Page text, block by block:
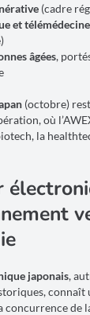
(cadre
et télémédecine
âgées,
(octobre)
où
la
japonais,
connaît
concurrence de